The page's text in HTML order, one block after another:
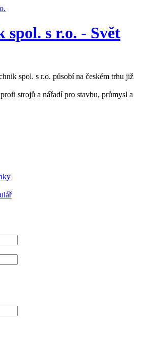
spol. s r.o. - Svět
spol. s r.o. působí na českém trhu již
strojů a nářadí pro stavbu, průmysl a